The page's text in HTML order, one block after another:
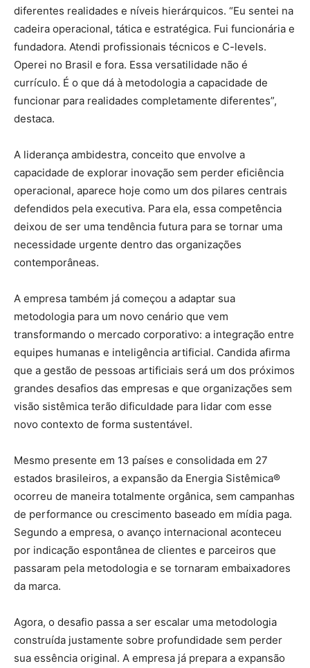
diferentes realidades e níveis hierárquicos. “Eu sentei na
cadeira operacional, tática e estratégica. Fui funcionária e
fundadora. Atendi profissionais técnicos e C-levels.
Operei no Brasil e fora. Essa versatilidade não é
currículo. É o que dá à metodologia a capacidade de
funcionar para realidades completamente diferentes”,
destaca.
A liderança ambidestra, conceito que envolve a
capacidade de explorar inovação sem perder eficiência
operacional, aparece hoje como um dos pilares centrais
defendidos pela executiva. Para ela, essa competência
deixou de ser uma tendência futura para se tornar uma
necessidade urgente dentro das organizações
contemporâneas.
A empresa também já começou a adaptar sua
metodologia para um novo cenário que vem
transformando o mercado corporativo: a integração entre
equipes humanas e inteligência artificial. Candida afirma
que a gestão de pessoas artificiais será um dos próximos
grandes desafios das empresas e que organizações sem
visão sistêmica terão dificuldade para lidar com esse
novo contexto de forma sustentável.
Mesmo presente em 13 países e consolidada em 27
estados brasileiros, a expansão da Energia Sistêmica®
ocorreu de maneira totalmente orgânica, sem campanhas
de performance ou crescimento baseado em mídia paga.
Segundo a empresa, o avanço internacional aconteceu
por indicação espontânea de clientes e parceiros que
passaram pela metodologia e se tornaram embaixadores
da marca.
Agora, o desafio passa a ser escalar uma metodologia
construída justamente sobre profundidade sem perder
sua essência original. A empresa já prepara a expansão